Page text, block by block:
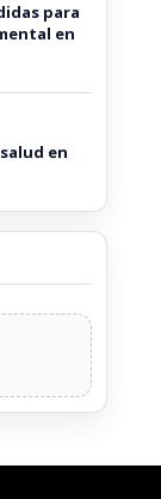
para
en
en